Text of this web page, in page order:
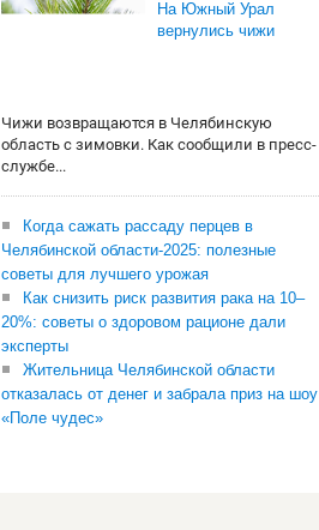
На Южный Урал
вернулись чижи
Чижи возвращаются в Челябинскую
область с зимовки. Как сообщили в пресс-
службе...
Когда сажать рассаду перцев в
Челябинской области-2025: полезные
советы для лучшего урожая
Как снизить риск развития рака на 10–
20%: советы о здоровом рационе дали
эксперты
Жительница Челябинской области
отказалась от денег и забрала приз на шоу
«Поле чудес»